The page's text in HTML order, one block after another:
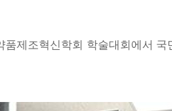
품제조혁신학회 학술대회에서